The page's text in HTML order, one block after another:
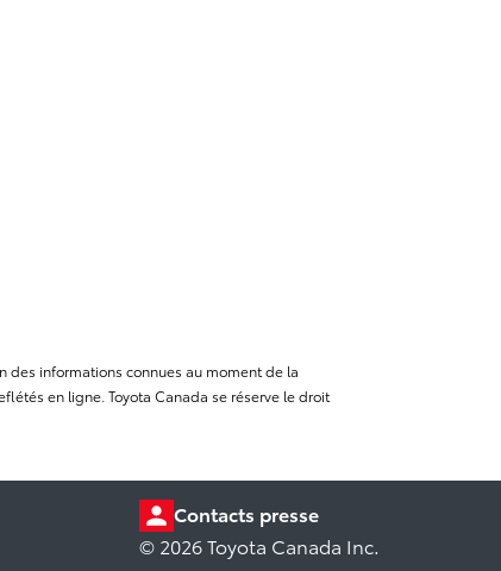
des informations connues au moment de la
en ligne. Toyota Canada se réserve le droit
Contacts presse
© 2026 Toyota Canada Inc.